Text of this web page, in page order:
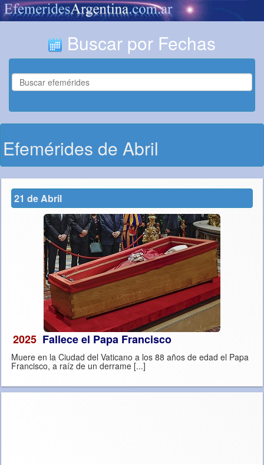
Buscar por Fechas
Efemérides de Abril
21 de Abril
2025 Fallece el Papa Francisco
Muere en la Ciudad del Vaticano a los 88 años de edad el Papa
Francisco, a raíz de un derrame [...]